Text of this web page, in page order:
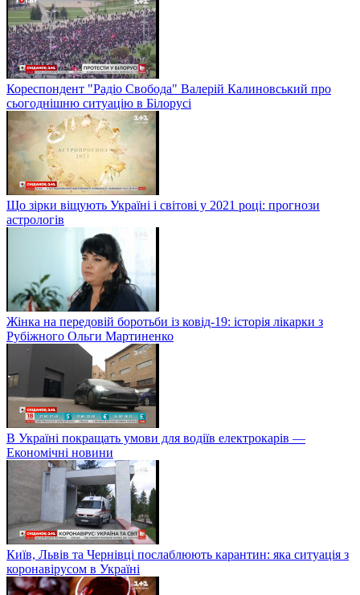
Кореспондент "Радіо Свобода" Валерій Калиновський про
сьогоднішню ситуацію в Білорусі
Що зірки віщують Україні і світові у 2021 році: прогнози
астрологів
Жінка на передовій боротьби із ковід-19: історія лікарки з
Рубіжного Ольги Мартиненко
В Україні покращать умови для водіїв електрокарів —
Економічні новини
Київ, Львів та Чернівці послаблюють карантин: яка ситуація з
коронавірусом в Україні